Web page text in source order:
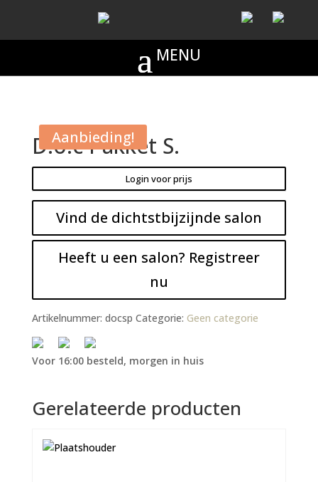
Aanbieding!
D.o.c Pakket S.
Login voor prijs
Vind de dichtstbijzijnde salon
Heeft u een salon? Registreer
nu
Artikelnummer: docsp Categorie: Geen categorie
Voor 16:00 besteld, morgen in huis
Gerelateerde producten